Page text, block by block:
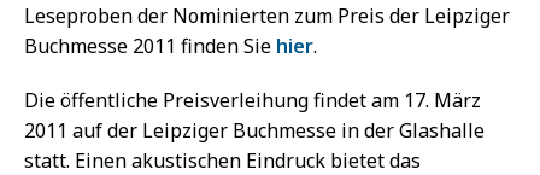
Leseproben der Nominierten zum Preis der Leipziger
Buchmesse 2011 finden Sie hier.
Die öffentliche Preisverleihung findet am 17. März
2011 auf der Leipziger Buchmesse in der Glashalle
statt. Einen akustischen Eindruck bietet das